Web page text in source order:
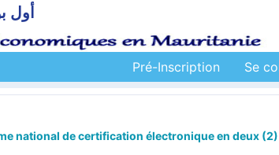
أول
Pré-Inscription Se
national de certification électronique en deux